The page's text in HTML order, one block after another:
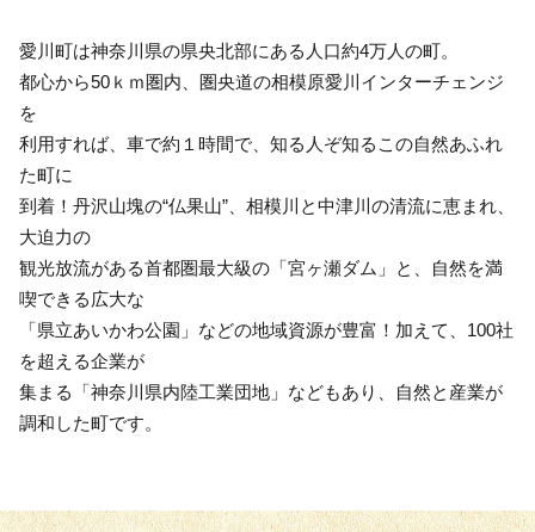
愛川町は神奈川県の県央北部にある人口約4万人の町。
都心から50ｋｍ圏内、圏央道の相模原愛川インターチェンジ
を
利用すれば、車で約１時間で、知る人ぞ知るこの自然あふれ
た町に
到着！丹沢山塊の“仏果山”、相模川と中津川の清流に恵まれ、
大迫力の
観光放流がある首都圏最大級の「宮ヶ瀬ダム」と、自然を満
喫できる広大な
「県立あいかわ公園」などの地域資源が豊富！加えて、100社
を超える企業が
集まる「神奈川県内陸工業団地」などもあり、自然と産業が
調和した町です。